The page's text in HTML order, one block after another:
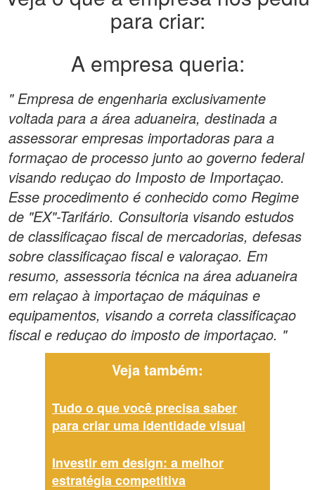
para criar:
A empresa queria:
" Empresa de engenharia exclusivamente
voltada para a área aduaneira, destinada a
assessorar empresas importadoras para a
formaçao de processo junto ao governo federal
visando reduçao do Imposto de Importaçao.
Esse procedimento é conhecido como Regime
de "EX"-Tarifário. Consultoria visando estudos
de classificaçao fiscal de mercadorias, defesas
sobre classificaçao fiscal e valoraçao. Em
resumo, assessoria técnica na área aduaneira
em relaçao à importaçao de máquinas e
equipamentos, visando a correta classificaçao
fiscal e reduçao do imposto de importaçao. "
Veja também:
Tudo o que você precisa saber
para criar uma identidade visual
Investir em design: a melhor
estratégia competitiva